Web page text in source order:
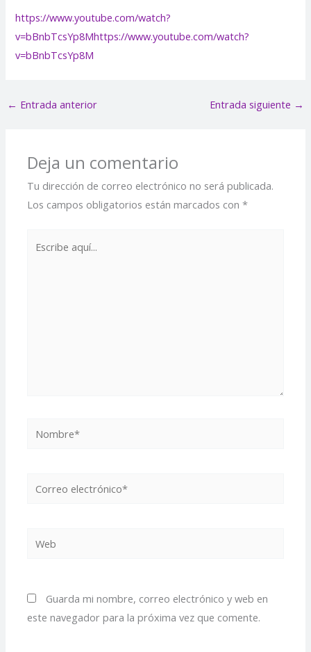
https://www.youtube.com/watch?
v=bBnbTcsYp8Mhttps://www.youtube.com/watch?
v=bBnbTcsYp8M
← Entrada anterior Entrada siguiente →
Deja un comentario
Tu dirección de correo electrónico no será publicada.
Los campos obligatorios están marcados con*
Guarda mi nombre, correo electrónico y web en
este navegador para la próxima vez que comente.